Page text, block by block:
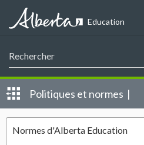
Alberta
Education
SIGN IN
Politiques et normes |
Normes d'Alberta Education